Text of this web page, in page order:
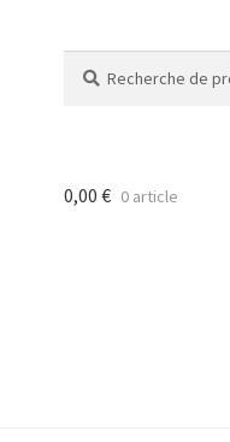
pour :
0,00 € 0 article